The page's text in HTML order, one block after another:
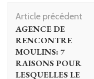
Navigation
d'article
Article précédent
AGENCE DE
RENCONTRE
MOULINS: 7
RAISONS POUR
LESQUELLES LE